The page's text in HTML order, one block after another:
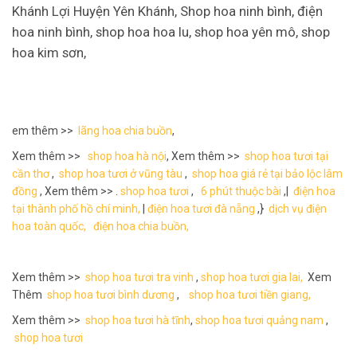
Khánh Lợi Huyện Yên Khánh, Shop hoa ninh bình, điện
hoa ninh bình, shop hoa hoa lu, shop hoa yên mô, shop
hoa kim sơn,
em thêm >> lãng hoa chia buồn,
Xem thêm >> shop hoa hà nội, Xem thêm >> shop hoa tươi tại
cần thơ, shop hoa tươi ở vũng tàu , shop hoa giá rẻ tại bảo lộc lâm
đồng , Xem thêm >> . shop hoa tươi , 6 phút thuộc bài ,| điện hoa
tại thành phố hồ chí minh,
điện hoa tươi đà nẵng ,} dịch vụ điện
hoa toàn quốc,
điện hoa chia buồn,
Xem thêm >> shop hoa tươi tra vinh , shop hoa tươi gia lai, Xem
Thêm shop hoa tươi bình dương , shop hoa tươi tiền giang,
Xem thêm >> shop hoa tươi hà tĩnh, shop hoa tươi quảng nam ,
shop hoa tươi